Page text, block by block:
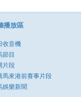
播放區
收音機
節目
片段
馬來港前賽事片段
娛樂新聞